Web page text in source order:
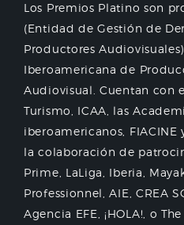
Los Premios Platino son
(Entidad de Gestión de
Productores
Iberoamericana de
Audiovisual. Cuentan con
Turismo, ICAA, las
iberoamericanos, FIACINE
la colaboración de
Prime, LaLiga, Iberia,
Professionnel, AIE, CREA
Agencia EFE, ¡HOLA!, o